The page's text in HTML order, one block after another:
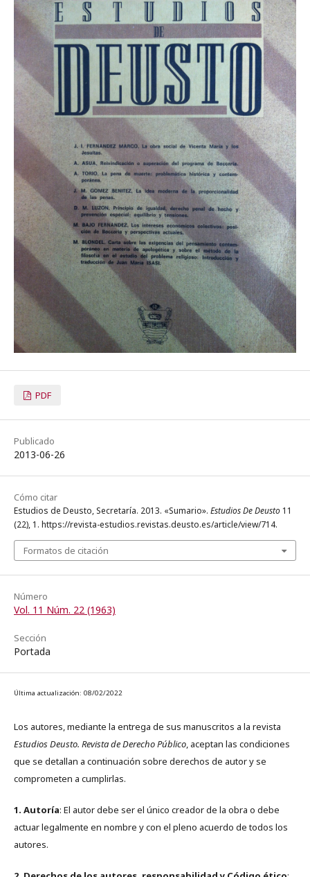
PDF
Publicado
2013-06-26
Cómo citar
Estudios de Deusto, Secretaría. 2013. «Sumario». Estudios De Deusto 11
(22), 1. https://revista-estudios.revistas.deusto.es/article/view/714.
Formatos de citación
Número
Vol. 11 Núm. 22 (1963)
Sección
Portada
Última actualización: 08/02/2022
Los autores, mediante la entrega de sus manuscritos a la revista
Estudios Deusto. Revista de Derecho Público, aceptan las condiciones
que se detallan a continuación sobre derechos de autor y se
comprometen a cumplirlas.
1. Autoría: El autor debe ser el único creador de la obra o debe
actuar legalmente en nombre y con el pleno acuerdo de todos los
autores.